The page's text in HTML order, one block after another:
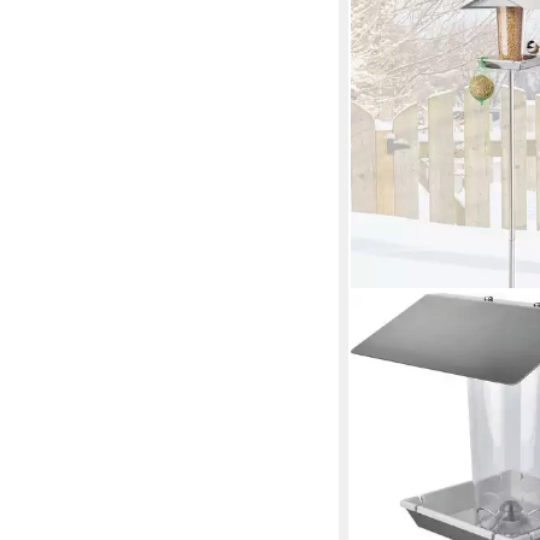
MELITEC
Futterstation VH06
17,99 €
in 3-4 Werktagen bei dir